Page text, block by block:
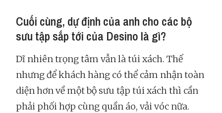
Cuối cùng, dự định của anh cho các bộ
sưu tập sắp tới của Desino là gì?
Dĩ nhiên trọng tâm vẫn là túi xách. Thế
nhưng để khách hàng có thể cảm nhận toàn
diện hơn về một bộ sưu tập túi xách thì cần
phải phối hợp cùng quần áo, vải vóc nữa.